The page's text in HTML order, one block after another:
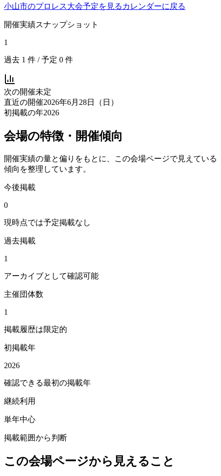
小山市のプロレス大会予定を見る カレンダーに戻る
開催実績スナップショット
1
過去 1 件 / 予定 0 件
次の開催未定
直近の開催2026年6月28日（日）
初掲載の年2026
会場の特徴・開催傾向
開催実績の量と偏りをもとに、この会場ページで見えている
傾向を整理しています。
今後掲載
0
現時点では予定掲載なし
過去掲載
1
アーカイブとして確認可能
主催団体数
1
掲載履歴は限定的
初掲載年
2026
確認できる最初の掲載年
継続利用
単年中心
掲載範囲から判断
この会場ページから見えること